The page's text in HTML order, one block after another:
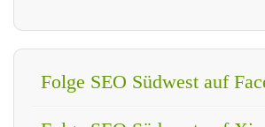
Folge SEO Südwest auf